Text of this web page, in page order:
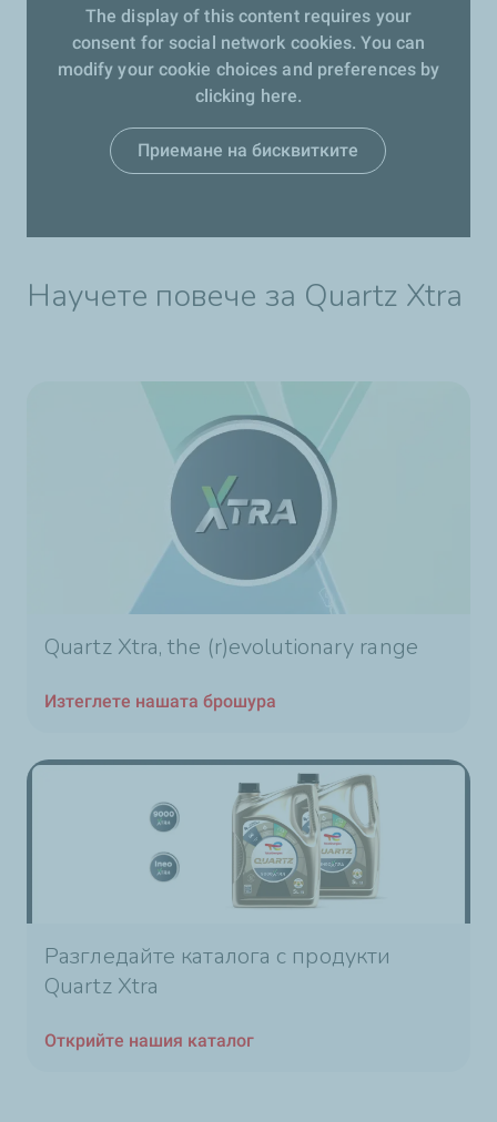
The display of this content requires your
consent for social network cookies. You can
modify your cookie choices and preferences by
clicking here.
Приемане на бисквитките
Научете повече за Quartz Xtra
Quartz Xtra, the (r)evolutionary range
Изтеглете нашата брошура
Разгледайте каталога с продукти
Quartz Xtra
Открийте нашия каталог